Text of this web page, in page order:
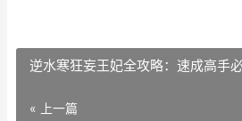
逆水寒狂妄王妃全攻略：速成高手
« 上一篇